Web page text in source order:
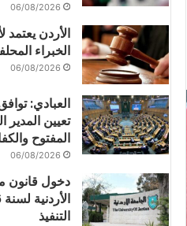
06/08/2026
الأردن
الخبراء
06/08/2026
العبادي:
تعيين المدير
المفتوح
06/08/2026
دخول قانون
التنفيذ